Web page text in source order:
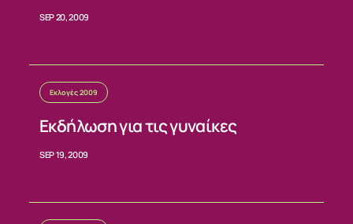
ΣΧΕΤΙΚΑ
SEP 20, 2009
Εκλογές 2009
Εκδήλωση για τις γυναίκες
SEP 19, 2009